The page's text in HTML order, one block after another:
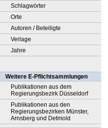
Schlagwörter
Orte
Autoren / Beteiligte
Verlage
Jahre
Weitere E-Pflichtsammlungen
Publikationen aus dem
Regierungsbezirk Düsseldorf
Publikationen aus den
Regierungsbezirken Münster,
Arnsberg und Detmold